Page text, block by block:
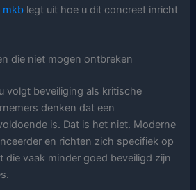
mkb legt uit hoe u dit concreet inricht
die niet mogen ontbreken
volgt beveiliging als kritische
denken dat een
is. Dat is het niet. Moderne
en richten zich specifiek op
die vaak minder goed beveiligd zijn